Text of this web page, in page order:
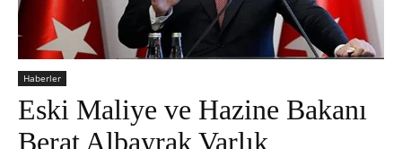
Haberler
Eski Maliye ve Hazine Bakanı
Berat Albayrak Varlık